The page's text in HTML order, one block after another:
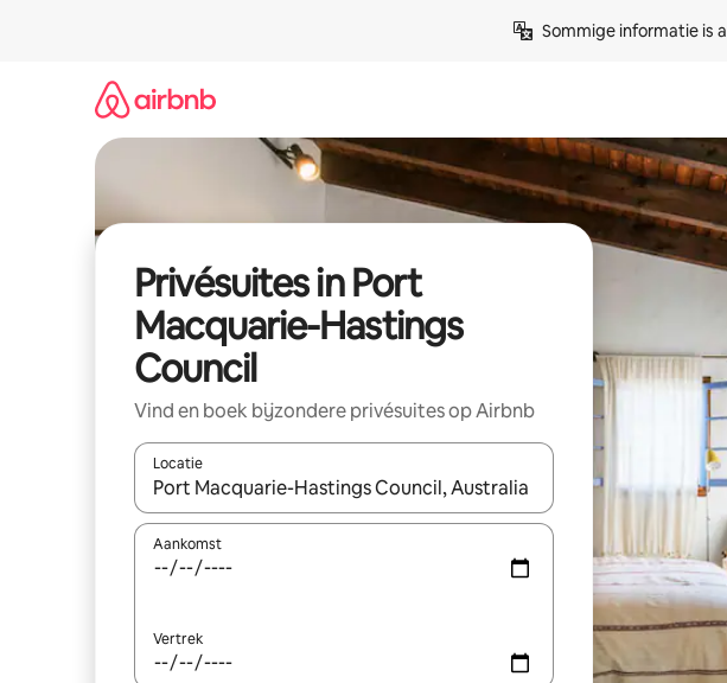
Sommige informatie is
Privésuites in Port
Macquarie-Hastings
Council
Vind en boek bijzondere privésuites op Airbnb
Locatie
Wanneer er suggesties beschikbaar zijn, maak je een keuze met je de
Aankomst
Vertrek